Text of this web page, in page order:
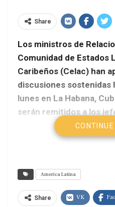
Share
Los ministros de
Comunidad de Estados
Caribeños (Celac) han
discusiones sostenidas
lunes en La Habana,
serán remitidos a los
Gobierno de la región
El canciller de Cuba,
preside el encuentro que
Cumbre de la Celac,
America Latina
Share VK